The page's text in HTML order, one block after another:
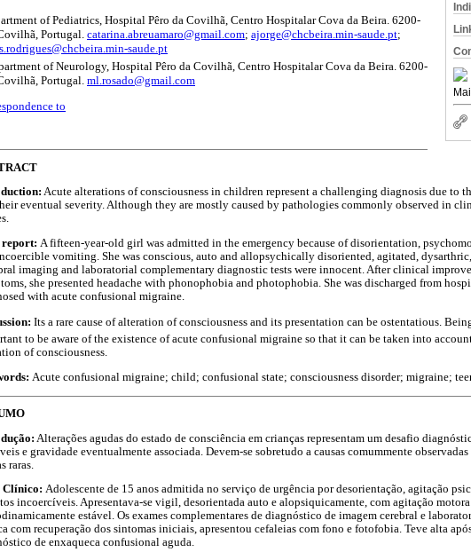
of Pediatrics, Hospital Pêro da Covilhã, Centro Hospitalar Cova da Beira. 6200-
Portugal. catarina.abreuamaro@gmail.com; ajorge@chcbeira.min-saude.pt;
saude.pt
of Neurology, Hospital Pêro da Covilhã, Centro Hospitalar Cova da Beira. 6200-
Portugal. ml.rosado@gmail.com
to
Acute alterations of consciousness in children represent a challenging diagnosis due to
eventual severity. Although they are mostly caused by pathologies commonly observed in
report: A fifteen-year-old girl was admitted in the emergency because of disorientation,
vomiting. She was conscious, auto and allopsychically disoriented, agitated,
imaging and laboratorial complementary diagnostic tests were innocent. After clinical
she presented headache with phonophobia and photophobia. She was discharged from
with acute confusional migraine.
Its a rare cause of alteration of consciousness and its presentation can be ostentatious.
to be aware of the existence of acute confusional migraine so that it can be taken into
of consciousness.
Acute confusional migraine; child; confusional state; consciousness disorder; migraine;
Alterações agudas do estado de consciência em crianças representam um desafio
e gravidade eventualmente associada. Devem-se sobretudo a causas comummente
raras.
Clínico: Adolescente de 15 anos admitida no serviço de urgência por desorientação, agitação
incoercíveis. Apresentava-se vigil, desorientada auto e alopsiquicamente, com agitação
estável. Os exames complementares de diagnóstico de imagem cerebral e
com recuperação dos sintomas iniciais, apresentou cefaleias com fono e fotofobia. Teve alta
de enxaqueca confusional aguda.